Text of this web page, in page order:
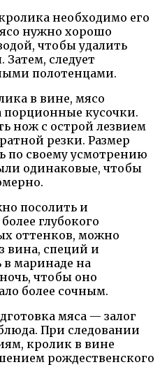
необходимо его
нужно хорошо
чтобы удалить
следует
полотенцами.
в вине, мясо
порционные кусочки.
нож с острой лезвием
резки. Размер
своему усмотрению
одинаковые, чтобы
посолить и
глубокого
оттенков, можно
вина, специй и
маринаде на
чтобы оно
более сочным.
мяса — залог
При следовании
кролик в вине
рождественского